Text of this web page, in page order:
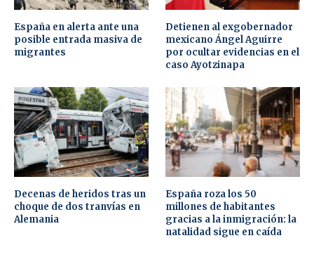
España en alerta ante una
posible entrada masiva de
migrantes
Detienen al exgobernador
mexicano Ángel Aguirre
por ocultar evidencias en el
caso Ayotzinapa
Decenas de heridos tras un
choque de dos tranvías en
Alemania
España roza los 50
millones de habitantes
gracias a la inmigración: la
natalidad sigue en caída